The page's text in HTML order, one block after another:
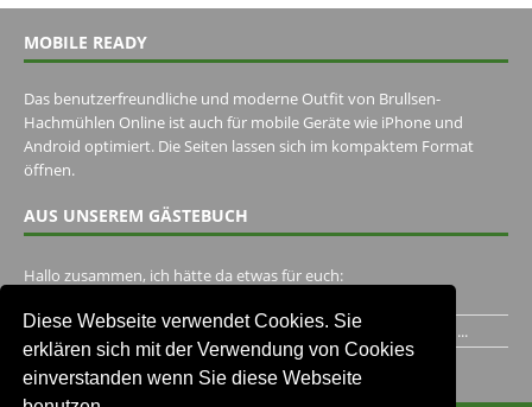
Diese Webseite verwendet Cookies. Sie
erklären sich mit der Verwendung von Cookies
einverstanden wenn Sie diese Webseite
MOBILE READY
Das benutzerfreundliche und moderne Outfit von Brullsen-
Hachmühlen Online ist auch für mobile Geräte wie iPhone und
Android optimiert. Die Seiten lassen sich im kompaktem Format
öffnen.
AUS UNSEREM GÄSTEBUCH
Hallo zusammen, ich hätte da etwas für euch:
Ich habe ein Jahr im Gasthaus Hugo Pape verbracht..Habe ihn...
Unser Gästebuch besuchen